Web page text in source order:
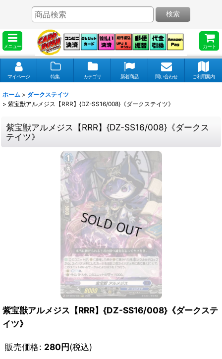
メニュー カート
検索
マイページ 特集 カテゴリ 新着商品 問い合わせ ご利用案内
ホーム > ダークステイツ
> 紫宝獣アルメジス【RRR】{DZ-SS16/008}《ダークステイツ》
紫宝獣アルメジス【RRR】{DZ-SS16/008}《ダークス
テイツ》
紫宝獣アルメジス【RRR】{DZ-SS16/008}《ダークステ
イツ》
販売価格: 280円(税込)